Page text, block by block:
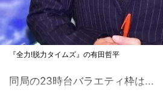
『全力!脱力タイムズ』の有田哲平
同局の23時台バラエティ枠は...